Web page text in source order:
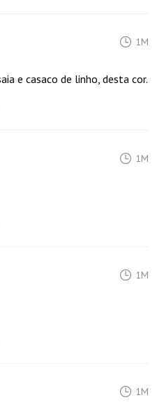
1M
e casaco de linho, desta cor.
1M
1M
1M